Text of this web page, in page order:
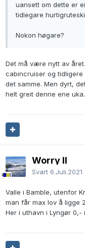
uansett om dette er
tidlegare
Nokon høgare?
Det må være nytt av
cabincruiser og
det samme. Men dyrt,
helt greit denne ene uka.
Worry II
Svart 6.Juli.2021
Valle i Bamble, utenfor
man får max lov å ligge
Her i uthavn i Lyngør 0,-